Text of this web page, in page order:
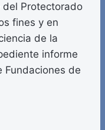
Protectorado
fines y en
de la
informe
Fundaciones de